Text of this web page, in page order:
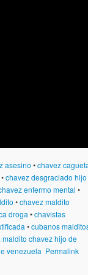
asesino •chavez
•chavez desgraciado hijo
enfermo mental •
•chavez maldito
droga •chavistas
•cubanos
maldito chavez hijo de
venezuela Permalink